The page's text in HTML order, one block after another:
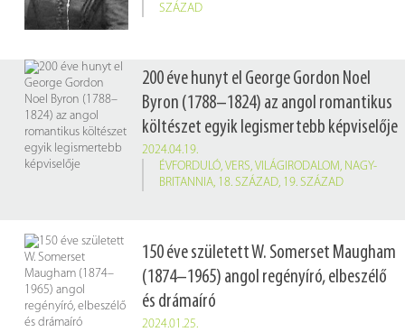
BLOG
SZÁZAD
200 éve hunyt el George Gordon Noel
Byron (1788–1824) az angol romantikus
költészet egyik legismertebb képviselője
2024.04.19.
ÉVFORDULÓ, VERS, VILÁGIRODALOM, NAGY-
BRITANNIA, 18. SZÁZAD, 19. SZÁZAD
150 éve született W. Somerset Maugham
(1874–1965) angol regényíró, elbeszélő
és drámaíró
2024.01.25.